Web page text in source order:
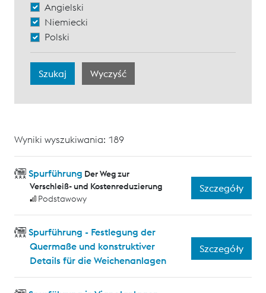
Angielski
Niemiecki
Polski
Wyniki wyszukiwania: 189
Spurführung Der Weg zur
Verschleiß- und Kostenreduzierung
Podstawowy
Szczegóły
Spurführung - Festlegung der
Quermaße und konstruktiver
Details für die Weichenanlagen
Szczegóły